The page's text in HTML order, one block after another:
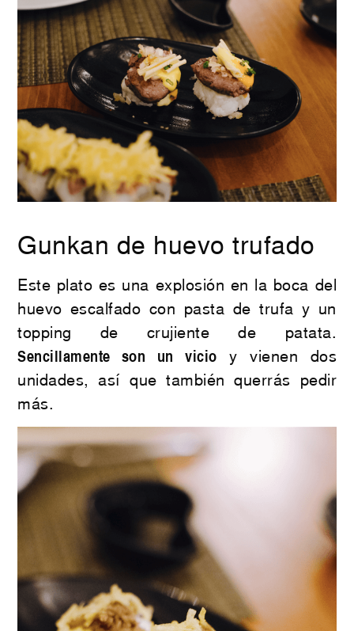
Gunkan de huevo trufado
Este plato es una explosión en la boca del
huevo escalfado con pasta de trufa y un
topping de crujiente de patata.
Sencillamente son un vicio y vienen dos
unidades, así que también querrás pedir
más.